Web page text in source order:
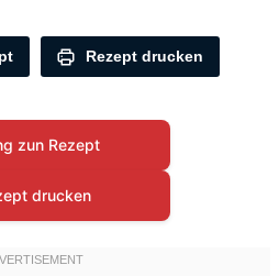
Rezept drucken
zun Rezept
drucken